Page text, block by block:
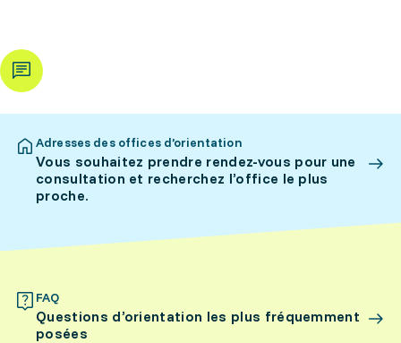
Adresses des offices d’orientation
Vous souhaitez prendre rendez-vous pour une
consultation et recherchez l’office le plus
proche.
FAQ
Questions d’orientation les plus fréquemment
posées